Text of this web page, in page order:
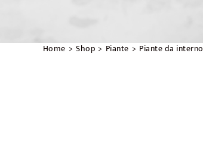
Home Shop Piante Piante da interno